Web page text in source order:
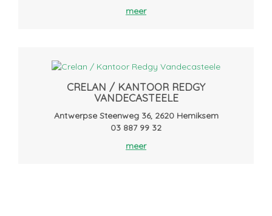
meer
CRELAN / KANTOOR REDGY
VANDECASTEELE
Antwerpse Steenweg 36, 2620 Hemiksem
03 887 99 32
meer